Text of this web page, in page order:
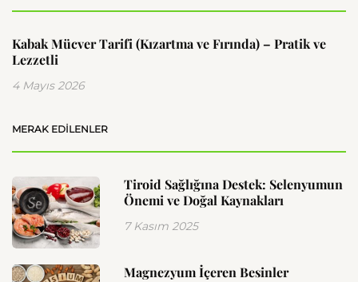
Kabak Mücver Tarifi (Kızartma ve Fırında) – Pratik ve
Lezzetli
4 Mayıs 2026
MERAK EDILENLER
Tiroid Sağlığına Destek: Selenyumun
Önemi ve Doğal Kaynakları
7 Kasım 2025
Magnezyum İçeren Besinler